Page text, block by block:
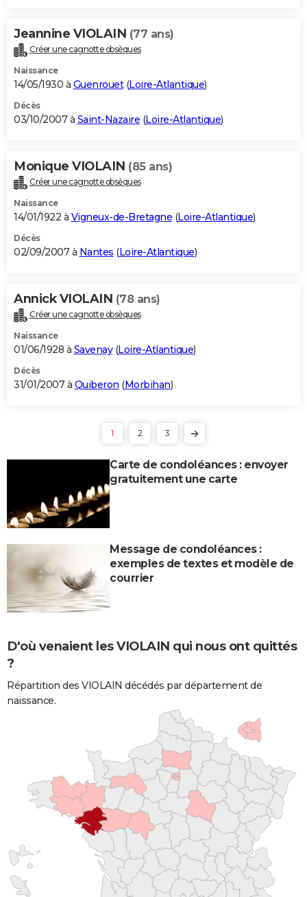
Jeannine VIOLAIN (77 ans)
Créer une cagnotte obsèques
Naissance
14/05/1930 à Guenrouet(Loire-Atlantique)
Décès
03/10/2007 à Saint-Nazaire (Loire-Atlantique)
Monique VIOLAIN (85 ans)
Créer une cagnotte obsèques
Naissance
14/01/1922 à Vigneux-de-Bretagne (Loire-Atlantique)
Décès
02/09/2007 à Nantes (Loire-Atlantique)
Annick VIOLAIN (78 ans)
Créer une cagnotte obsèques
Naissance
01/06/1928 à Savenay(Loire-Atlantique)
Décès
31/01/2007 à Quiberon (Morbihan)
1 2 3
Carte de condoléances : envoyer
gratuitement une carte
Message de condoléances :
exemples de textes et modèle de
courrier
D'où venaient les VIOLAIN qui nous ont quittés
?
Répartition des VIOLAIN décédés par département de
naissance.